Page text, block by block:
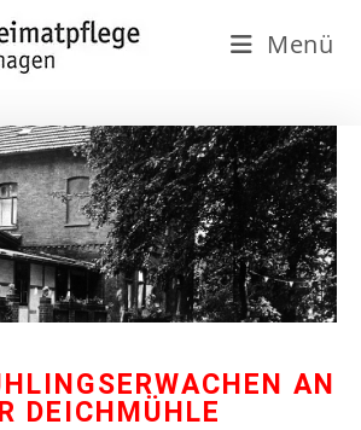
Menü
AN
DEICHMÜHLE